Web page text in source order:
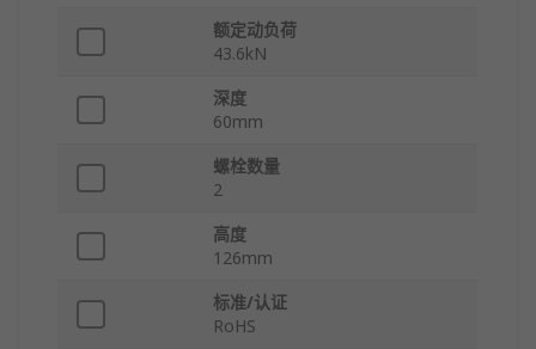
额定动负荷
43.6kN
深度
60mm
螺栓数量
2
高度
126mm
标准/认证
RoHS